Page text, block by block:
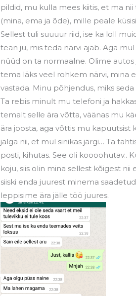
pildid, mu kulla mees kiitis, et ma
(mina, ema ja õde), mille peale
Sellest tuli suuuur riid, ise ka loll
tean ju, mis teda närvi ajab. Aga
nüüd on ta normaalne. Olime
tema läks veel rohkem närvi, mina
vastada. Minu põhjendus, miks
Ta rebis minult mu telefoni ja
temalt selle ära võtta, väänas mu
ära joosta, aga võttis mu kapuutsist
jalga nii, et mul sinikas järgi… Ta
posti, kihutas. See oli koooohutav..
koju, siis olin mina sellest kõigest nii
siiski enda juurest minema
leppisime ära jälle töö juures.